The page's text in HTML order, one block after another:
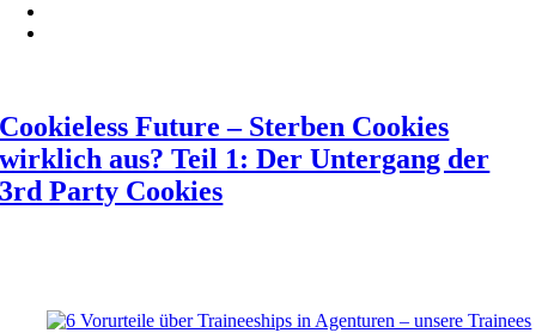
Cookieless Future – Sterben Cookies
wirklich aus? Teil 1: Der Untergang der
3rd Party Cookies